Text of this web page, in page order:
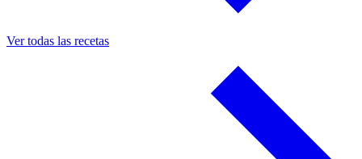
Ver todas las recetas